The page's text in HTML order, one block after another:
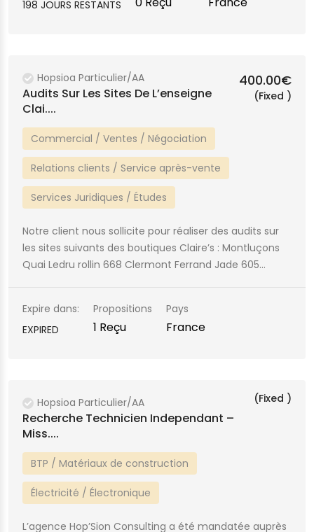
198 JOURS RESTANTS
Hopsioa Particulier/AA 400.00€
(Fixed )
Audits Sur Les Sites De L’enseigne
Clai....
Commercial / Ventes / Négociation
Relations clients / Service après-vente
Services Juridiques / Études
Notre client nous sollicite pour réaliser des audits sur
les sites suivants des boutiques Claire’s : Montluçons
Quai Ledru rollin 668 Clermont Ferrand Jade 605…
Expire dans:
EXPIRED
Propositions
1 Reçu
Pays
France
Hopsioa Particulier/AA (Fixed )
Recherche Technicien Independant –
Miss....
BTP / Matériaux de construction
Électricité / Électronique
L’agence Hop’Sion Consulting a été mandatée auprès